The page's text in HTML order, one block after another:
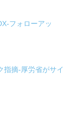
フォローアッ
指摘-厚労省がサイ